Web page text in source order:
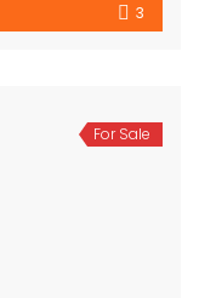
3
For Sale